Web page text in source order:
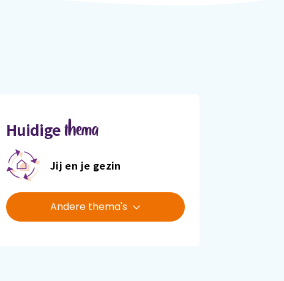
Huidigethema
Jij en je gezin
Andere thema's